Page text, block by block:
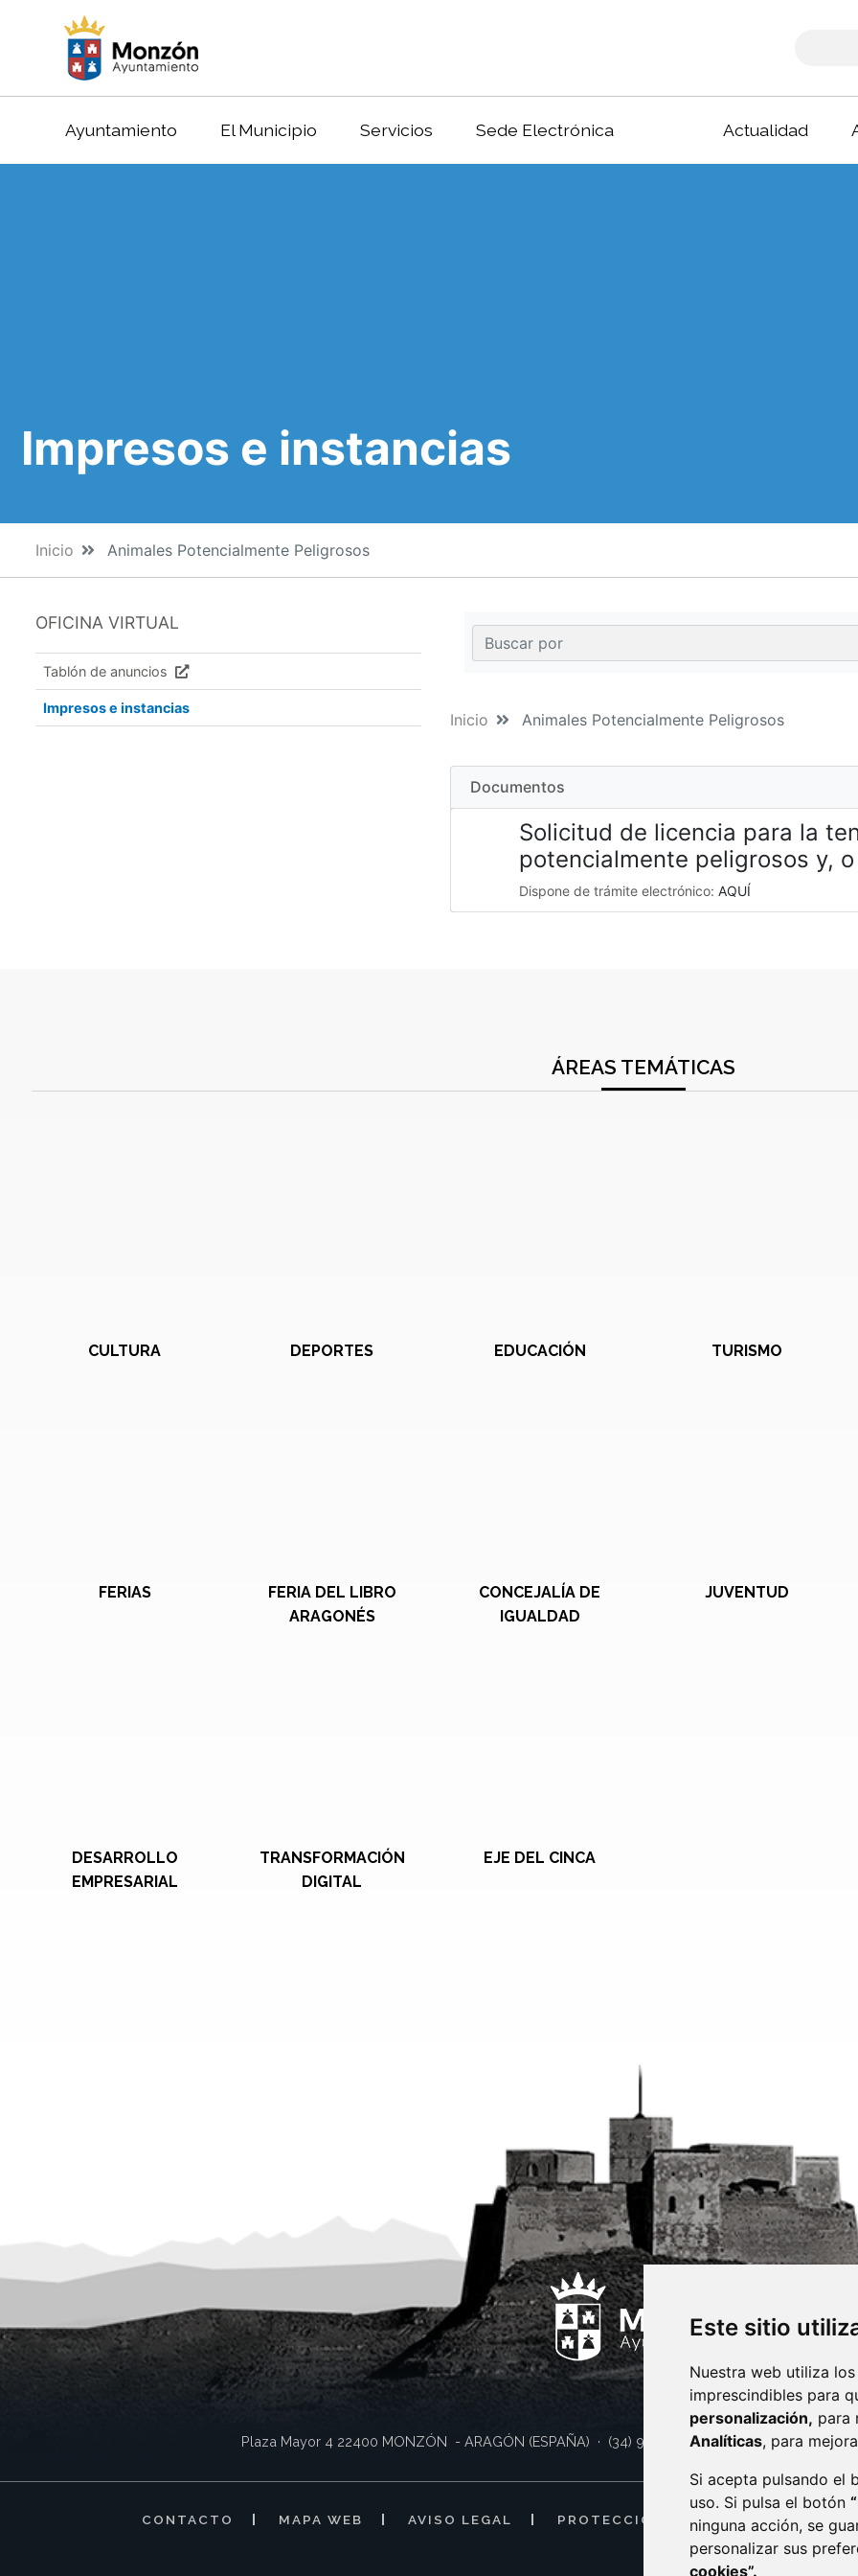
Este sitio
Nuestra web utiliza
imprescindibles para
personalización, para
Analíticas, para
Si acepta pulsando el
uso. Si pulsa el botón
ninguna acción, se
personalizar sus
cookies”.
Ayuntamiento El Municipio Servicios Sede Electrónica Actualidad
Impresos e instancias
Inicio Animales Potencialmente Peligrosos
OFICINA VIRTUAL
Tablón de anuncios
Impresos e instancias
Inicio Animales Potencialmente Peligrosos
Documentos
Solicitud de licencia para la
potencialmente peligrosos y,
Dispone de trámite electrónico:AQUÍ
ÁREAS TEMÁTICAS
CULTURA DEPORTES EDUCACIÓN TURISMO
FERIAS
FERIA DEL LIBRO
ARAGONÉS
CONCEJALÍA DE
IGUALDAD
JUVENTUD
DESARROLLO
EMPRESARIAL
TRANSFORMACIÓN
DIGITAL
EJE DEL CINCA
Plaza Mayor 4 22400 MONZÓN - ARAGÓN (ESPAÑA) · (34) 974 400 700 ·sac@monzon.es
CONTACTO MAPA WEB AVISO LEGAL PROTECCIÓN DE DATOS